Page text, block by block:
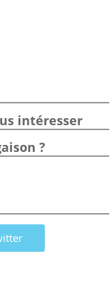
intéresser
?